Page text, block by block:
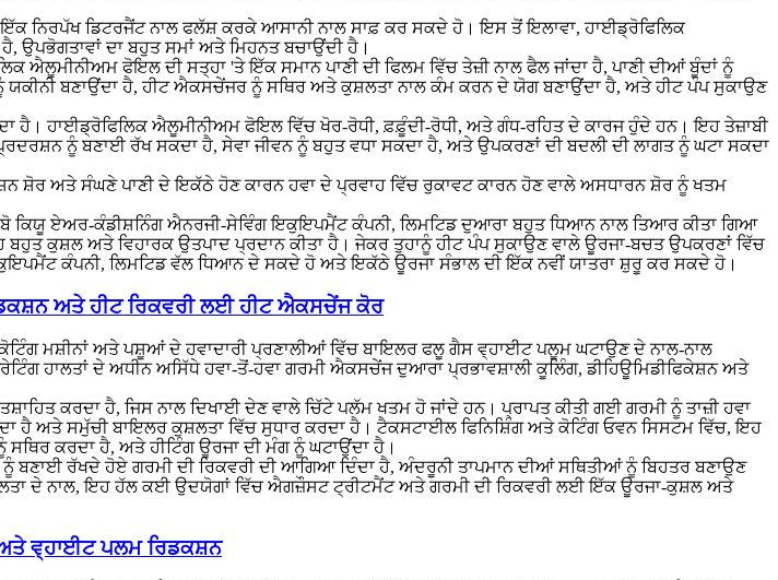
ਨਿਰਪੱਖ ਡਿਟਰਜੈਂਟ ਨਾਲ ਫਲੱਸ਼ ਕਰਕੇ ਆਸਾਨੀ ਨਾਲ ਸਾਫ਼ ਕਰ ਸਕਦੇ ਹੋ। ਇਸ ਤੋਂ ਇਲਾਵਾ, ਹਾਈਡ੍ਰੋਫਿਲਿਕ
ਉਪਭੋਗਤਾਵਾਂ ਦਾ ਬਹੁਤ ਸਮਾਂ ਅਤੇ ਮਿਹਨਤ ਬਚਾਉਂਦੀ ਹੈ।
ਐਲੂਮੀਨੀਅਮ ਫੋਇਲ ਦੀ ਸਤ੍ਹਾ 'ਤੇ ਇੱਕ ਸਮਾਨ ਪਾਣੀ ਦੀ ਫਿਲਮ ਵਿੱਚ ਤੇਜ਼ੀ ਨਾਲ ਫੈਲ ਜਾਂਦਾ ਹੈ, ਪਾਣੀ ਦੀਆਂ ਬੂੰਦਾਂ ਨੂੰ
ਬਣਾਉਂਦਾ ਹੈ, ਹੀਟ ਐਕਸਚੇਂਜਰ ਨੂੰ ਸਥਿਰ ਅਤੇ ਕੁਸ਼ਲਤਾ ਨਾਲ ਕੰਮ ਕਰਨ ਦੇ ਯੋਗ ਬਣਾਉਂਦਾ ਹੈ, ਅਤੇ ਹੀਟ ਪੰਪ ਸੁਕਾਉਣ
ਹੈ। ਹਾਈਡ੍ਰੋਫਿਲਿਕ ਐਲੂਮੀਨੀਅਮ ਫੋਇਲ ਵਿੱਚ ਖੋਰ-ਰੋਧੀ, ਫ਼ਫ਼ੂੰਦੀ-ਰੋਧੀ, ਅਤੇ ਗੰਧ-ਰਹਿਤ ਦੇ ਕਾਰਜ ਹੁੰਦੇ ਹਨ। ਇਹ ਤੇਜ਼ਾਬੀ
ਨੂੰ ਬਣਾਈ ਰੱਖ ਸਕਦਾ ਹੈ, ਸੇਵਾ ਜੀਵਨ ਨੂੰ ਬਹੁਤ ਵਧਾ ਸਕਦਾ ਹੈ, ਅਤੇ ਉਪਕਰਣਾਂ ਦੀ ਬਦਲੀ ਦੀ ਲਾਗਤ ਨੂੰ ਘਟਾ ਸਕਦਾ
ਅਤੇ ਸੰਘਣੇ ਪਾਣੀ ਦੇ ਇਕੱਠੇ ਹੋਣ ਕਾਰਨ ਹਵਾ ਦੇ ਪ੍ਰਵਾਹ ਵਿੱਚ ਰੁਕਾਵਟ ਕਾਰਨ ਹੋਣ ਵਾਲੇ ਅਸਧਾਰਨ ਸ਼ੋਰ ਨੂੰ ਖਤਮ
ਏਅਰ-ਕੰਡੀਸ਼ਨਿੰਗ ਐਨਰਜੀ-ਸੇਵਿੰਗ ਇਕੁਇਪਮੈਂਟ ਕੰਪਨੀ, ਲਿਮਟਿਡ ਦੁਆਰਾ ਬਹੁਤ ਧਿਆਨ ਨਾਲ ਤਿਆਰ ਕੀਤਾ ਗਿਆ
ਕੁਸ਼ਲ ਅਤੇ ਵਿਹਾਰਕ ਉਤਪਾਦ ਪ੍ਰਦਾਨ ਕੀਤਾ ਹੈ। ਜੇਕਰ ਤੁਹਾਨੂੰ ਹੀਟ ਪੰਪ ਸੁਕਾਉਣ ਵਾਲੇ ਊਰਜਾ-ਬਚਤ ਉਪਕਰਣਾਂ ਵਿੱਚ
ਕੰਪਨੀ, ਲਿਮਟਿਡ ਵੱਲ ਧਿਆਨ ਦੇ ਸਕਦੇ ਹੋ ਅਤੇ ਇਕੱਠੇ ਊਰਜਾ ਸੰਭਾਲ ਦੀ ਇੱਕ ਨਵੀਂ ਯਾਤਰਾ ਸ਼ੁਰੂ ਕਰ ਸਕਦੇ ਹੋ।
ਅਤੇ ਹੀਟ ਰਿਕਵਰੀ ਲਈ ਹੀਟ ਐਕਸਚੇਂਜ ਕੋਰ
ਮਸ਼ੀਨਾਂ ਅਤੇ ਪਸ਼ੂਆਂ ਦੇ ਹਵਾਦਾਰੀ ਪ੍ਰਣਾਲੀਆਂ ਵਿੱਚ ਬਾਇਲਰ ਫਲੂ ਗੈਸ ਵ੍ਹਾਈਟ ਪਲੂਮ ਘਟਾਉਣ ਦੇ ਨਾਲ-ਨਾਲ
ਹਾਲਤਾਂ ਦੇ ਅਧੀਨ ਅਸਿੱਧੇ ਹਵਾ-ਤੋਂ-ਹਵਾ ਗਰਮੀ ਐਕਸਚੇਂਜ ਦੁਆਰਾ ਪ੍ਰਭਾਵਸ਼ਾਲੀ ਕੂਲਿੰਗ, ਡੀਹਿਊਮਿਡੀਫਿਕੇਸ਼ਨ ਅਤੇ
ਕਰਦਾ ਹੈ, ਜਿਸ ਨਾਲ ਦਿਖਾਈ ਦੇਣ ਵਾਲੇ ਚਿੱਟੇ ਪਲੱਮ ਖਤਮ ਹੋ ਜਾਂਦੇ ਹਨ। ਪ੍ਰਾਪਤ ਕੀਤੀ ਗਈ ਗਰਮੀ ਨੂੰ ਤਾਜ਼ੀ ਹਵਾ
ਹੈ ਅਤੇ ਸਮੁੱਚੀ ਬਾਇਲਰ ਕੁਸ਼ਲਤਾ ਵਿੱਚ ਸੁਧਾਰ ਕਰਦਾ ਹੈ। ਟੈਕਸਟਾਈਲ ਫਿਨਿਸ਼ਿੰਗ ਅਤੇ ਕੋਟਿੰਗ ਓਵਨ ਸਿਸਟਮ ਵਿੱਚ, ਇਹ
ਕਰਦਾ ਹੈ, ਅਤੇ ਹੀਟਿੰਗ ਊਰਜਾ ਦੀ ਮੰਗ ਨੂੰ ਘਟਾਉਂਦਾ ਹੈ।
ਬਣਾਈ ਰੱਖਦੇ ਹੋਏ ਗਰਮੀ ਦੀ ਰਿਕਵਰੀ ਦੀ ਆਗਿਆ ਦਿੰਦਾ ਹੈ, ਅੰਦਰੂਨੀ ਤਾਪਮਾਨ ਦੀਆਂ ਸਥਿਤੀਆਂ ਨੂੰ ਬਿਹਤਰ ਬਣਾਉਣ
ਦੇ ਨਾਲ, ਇਹ ਹੱਲ ਕਈ ਉਦਯੋਗਾਂ ਵਿੱਚ ਐਗਜ਼ੌਸਟ ਟ੍ਰੀਟਮੈਂਟ ਅਤੇ ਗਰਮੀ ਦੀ ਰਿਕਵਰੀ ਲਈ ਇੱਕ ਊਰਜਾ-ਕੁਸ਼ਲ ਅਤੇ
ਵ੍ਹਾਈਟ ਪਲਮ ਰਿਡਕਸ਼ਨ